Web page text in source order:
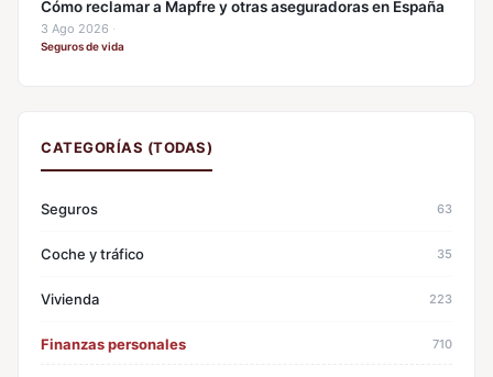
Cómo reclamar a Mapfre y otras aseguradoras en España
3 Ago 2026 ·
Seguros de vida
CATEGORÍAS (TODAS)
Seguros 63
Coche y tráfico 35
Vivienda 223
Finanzas personales 710